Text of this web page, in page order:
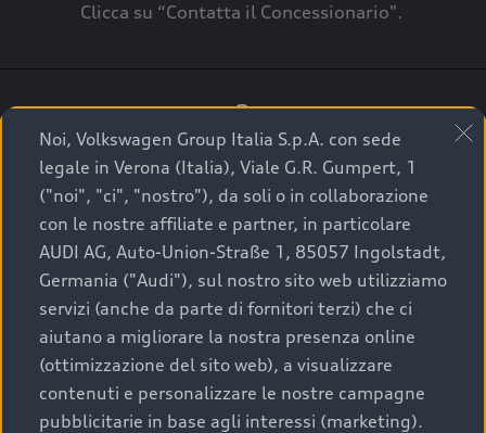
Clicca su “Contatta il Concessionario".
3
A breve verrai ricontattato dal Customer Care
Audi Center o direttamente dal Concessionario
che ti supporterà per finalizzare la tua richiesta.
La qualità di acquistare
un’auto usata Audi
Noi, Volkswagen Group Italia S.p.A. con sede
legale in Verona (Italia), Viale G.R. Gumpert, 1
("noi", "ci", "nostro"), da soli o in collaborazione
con le nostre affiliate e partner, in particolare
AUDI AG, Auto-Union-Straße 1, 85057 Ingolstadt,
Germania ("Audi"), sul nostro sito web utilizziamo
servizi (anche da parte di fornitori terzi) che ci
aiutano a migliorare la nostra presenza online
(ottimizzazione del sito web), a visualizzare
contenuti e personalizzare le nostre campagne
pubblicitarie in base agli interessi (marketing).